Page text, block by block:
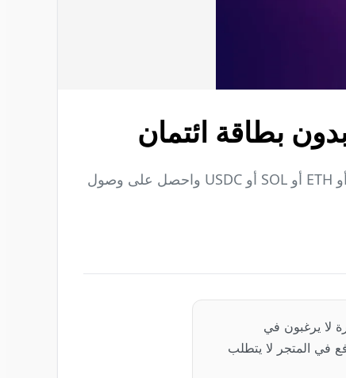
بطاقة ائتمان
تسوق عبر الإنترنت باستخدام العملات المشفرة بدون بطاقة ائتمان عبر شراء بطاقات هدايا رقمية. ادفع بـ BTC أو ETH أو SOL أو USDC واحصل على وصول
لا يرغبون في
في المتجر لا يتطلب